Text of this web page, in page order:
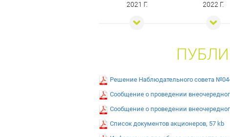
2021 Г. 2022 Г.
Решение Наблюдательного совета
Сообщение о проведении
Сообщение о проведении
Список документов акционеров, 57 kb